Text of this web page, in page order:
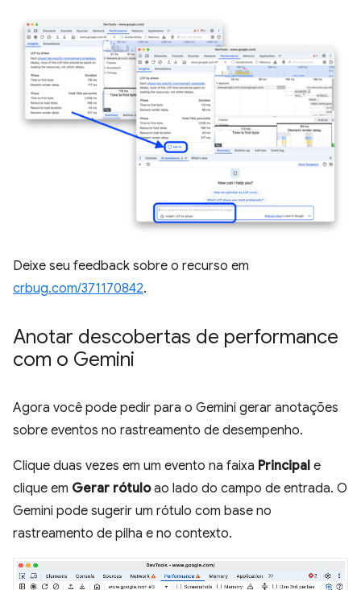
Deixe seu feedback sobre o recurso em
crbug.com/371170842.
Anotar descobertas de performance
com o Gemini
Agora você pode pedir para o Gemini gerar anotações
sobre eventos no rastreamento de desempenho.
Clique duas vezes em um evento na faixa Principal e
clique em Gerar rótuloao lado do campo de entrada. O
Gemini pode sugerir um rótulo com base no
rastreamento de pilha e no contexto.